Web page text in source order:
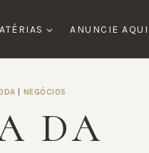
ANUNCIE AQUI
NEGÓCIOS
DA